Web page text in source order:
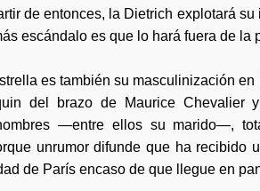
de entonces, la Dietrich explotará
escándalo es que lo hará fuera de la
es también su masculinización
del brazo de Maurice Chevalier
—entre ellos su marido—,
unrumor difunde que ha recibido
de París encaso de que llegue en